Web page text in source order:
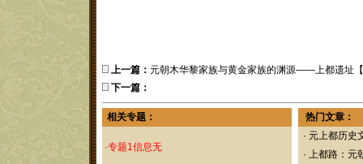
上一篇： 元朝木华黎家族与黄金家族的渊源——上都遗址
下一篇：
相关专题：
·专题1信息无
热门文章：
· 元上都历史
· 上都路：元